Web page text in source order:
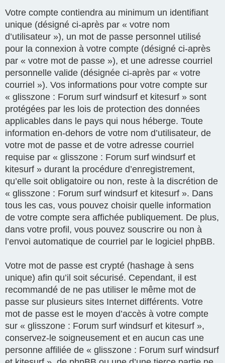
Votre compte contiendra au minimum un identifiant
unique (désigné ci-après par « votre nom
d’utilisateur »), un mot de passe personnel utilisé
pour la connexion à votre compte (désigné ci-après
par « votre mot de passe »), et une adresse courriel
personnelle valide (désignée ci-après par « votre
courriel »). Vos informations pour votre compte sur
« glisszone : Forum surf windsurf et kitesurf » sont
protégées par les lois de protection des données
applicables dans le pays qui nous héberge. Toute
information en-dehors de votre nom d’utilisateur, de
votre mot de passe et de votre adresse courriel
requise par « glisszone : Forum surf windsurf et
kitesurf » durant la procédure d’enregistrement,
qu’elle soit obligatoire ou non, reste à la discrétion de
« glisszone : Forum surf windsurf et kitesurf ». Dans
tous les cas, vous pouvez choisir quelle information
de votre compte sera affichée publiquement. De plus,
dans votre profil, vous pouvez souscrire ou non à
l’envoi automatique de courriel par le logiciel phpBB.
Votre mot de passe est crypté (hashage à sens
unique) afin qu’il soit sécurisé. Cependant, il est
recommandé de ne pas utiliser le même mot de
passe sur plusieurs sites Internet différents. Votre
mot de passe est le moyen d’accès à votre compte
sur « glisszone : Forum surf windsurf et kitesurf »,
conservez-le soigneusement et en aucun cas une
personne affiliée de « glisszone : Forum surf windsurf